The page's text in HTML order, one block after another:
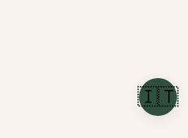
🇮🇹